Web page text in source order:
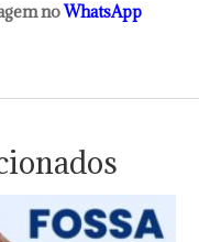
noWhatsApp